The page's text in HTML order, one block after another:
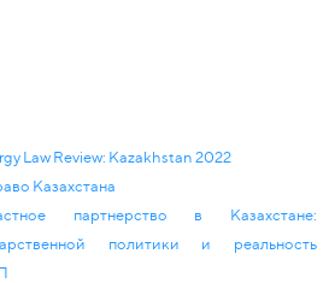
Law Review: Kazakhstan 2022
Казахстана
частное партнерство в Казахстане:
политики и реальность